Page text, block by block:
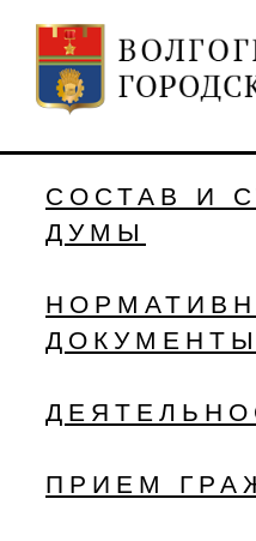
СОСТАВ И
ДУМЫ
ДОКУМЕНТЫ
ПРИЕМ